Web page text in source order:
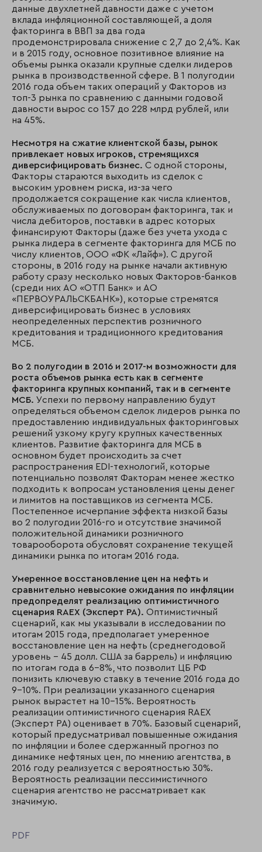
данные двухлетней давности даже с учетом
вклада инфляционной составляющей, а доля
факторинга в ВВП за два года
продемонстрировала снижение с 2,7 до 2,4%. Как
и в 2015 году, основное позитивное влияние на
объемы рынка оказали крупные сделки лидеров
рынка в производственной сфере. В 1 полугодии
2016 года объем таких операций у Факторов из
топ-3 рынка по сравнению с данными годовой
давности вырос со 157 до 228 млрд рублей, или
на 45%.
Несмотря на сжатие клиентской базы, рынок
привлекает новых игроков, стремящихся
диверсифицировать бизнес. С одной стороны,
Факторы стараются выходить из сделок с
высоким уровнем риска, из-за чего
продолжается сокращение как числа клиентов,
обслуживаемых по договорам факторинга, так и
числа дебиторов, поставки в адрес которых
финансируют Факторы (даже без учета ухода с
рынка лидера в сегменте факторинга для МСБ по
числу клиентов, ООО «ФК «Лайф»). С другой
стороны, в 2016 году на рынке начали активную
работу сразу несколько новых Факторов-банков
(среди них АО «ОТП Банк» и АО
«ПЕРВОУРАЛЬСКБАНК»), которые стремятся
диверсифицировать бизнес в условиях
неопределенных перспектив розничного
кредитования и традиционного кредитования
МСБ.
Во 2 полугодии в 2016 и 2017-м возможности для
роста объемов рынка есть как в сегменте
факторинга крупных компаний, так и в сегменте
МСБ. Успехи по первому направлению будут
определяться объемом сделок лидеров рынка по
предоставлению индивидуальных факторинговых
решений узкому кругу крупных качественных
клиентов. Развитие факторинга для МСБ в
основном будет происходить за счет
распространения EDI-технологий, которые
потенциально позволят Факторам менее жестко
подходить к вопросам установления цены денег
и лимитов на поставщиков из сегмента МСБ.
Постепенное исчерпание эффекта низкой базы
во 2 полугодии 2016-го и отсутствие значимой
положительной динамики розничного
товарооборота обусловят сохранение текущей
динамики рынка по итогам 2016 года.
Умеренное восстановление цен на нефть и
сравнительно невысокие ожидания по инфляции
предопределят реализацию оптимистичного
сценария RAEX (Эксперт РА). Оптимистичный
сценарий, как мы указывали в исследовании по
итогам 2015 года, предполагает умеренное
восстановление цен на нефть (среднегодовой
уровень – 45 долл. США за баррель) и инфляцию
по итогам года в 6-8%, что позволит ЦБ РФ
понизить ключевую ставку в течение 2016 года до
9-10%. При реализации указанного сценария
рынок вырастет на 10-15%. Вероятность
реализации оптимистичного сценария RAEX
(Эксперт РА) оценивает в 70%. Базовый сценарий,
который предусматривал повышенные ожидания
по инфляции и более сдержанный прогноз по
динамике нефтяных цен, по мнению агентства, в
2016 году реализуется с вероятностью 30%.
Вероятность реализации пессимистичного
сценария агентство не рассматривает как
значимую.
PDF